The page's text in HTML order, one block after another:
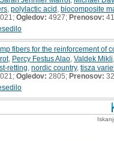
polylactic acid biocomposite
Ogledov: 4927; Prenosov: 41
fibers for the reinforcement of
, Percy Festus Alao Valdek Mikli
retting nordic country, tisza
Ogledov: 2805; Prenosov: 32